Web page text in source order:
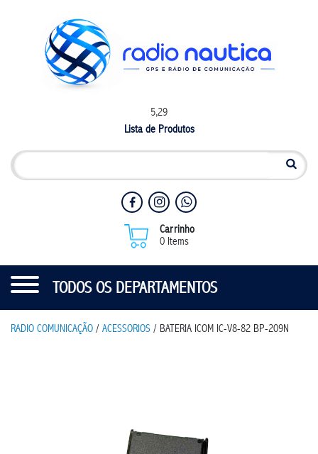
5,29
Lista de Produtos
Carrinho
0 Items
TODOS OS DEPARTAMENTOS
RADIO COMUNICAÇÃO / ACESSORIOS / BATERIA ICOM IC-V8-82 BP-209N